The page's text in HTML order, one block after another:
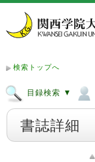
検索トップへ
目録検索 ▼
書誌詳細